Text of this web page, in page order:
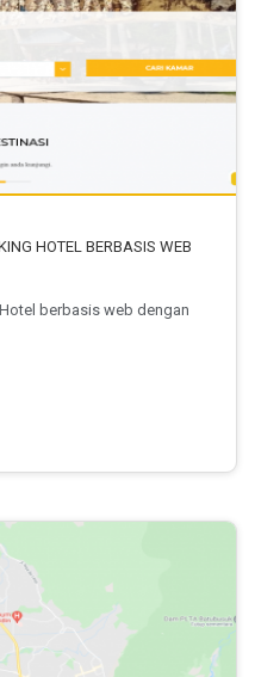
HOTEL BERBASIS WEB
berbasis web dengan